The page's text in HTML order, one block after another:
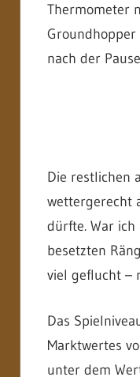
Thermometer
nach der
Die restlichen
wettergerecht
dürfte. War
besetzten
viel geflucht –
Das
Marktwertes
unter dem